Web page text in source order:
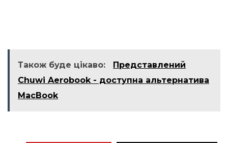
Також буде цікаво:
Представлений
Chuwi Aerobook - доступна альтернатива
MacBook